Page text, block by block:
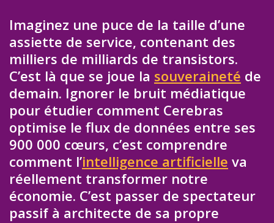
Imaginez une puce de la taille d’une
assiette de service, contenant des
milliers de milliards de transistors.
C’est là que se joue la souveraineté de
demain. Ignorer le bruit médiatique
pour étudier comment Cerebras
optimise le flux de données entre ses
900 000 cœurs, c’est comprendre
comment l’intelligence artificielle va
réellement transformer notre
économie. C’est passer de spectateur
passif à architecte de sa propre